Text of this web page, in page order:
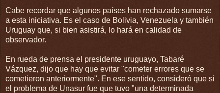
Cabe recordar que algunos países han rechazado sumarse
a esta iniciativa. Es el caso de Bolivia, Venezuela y también
Uruguay que, si bien asistirá, lo hará en calidad de
observador.
En rueda de prensa el presidente uruguayo, Tabaré
Vázquez, dijo que hay que evitar "cometer errores que se
cometieron anteriormente". En ese sentido, consideró que si
el problema de Unasur fue que tuvo "una determinada